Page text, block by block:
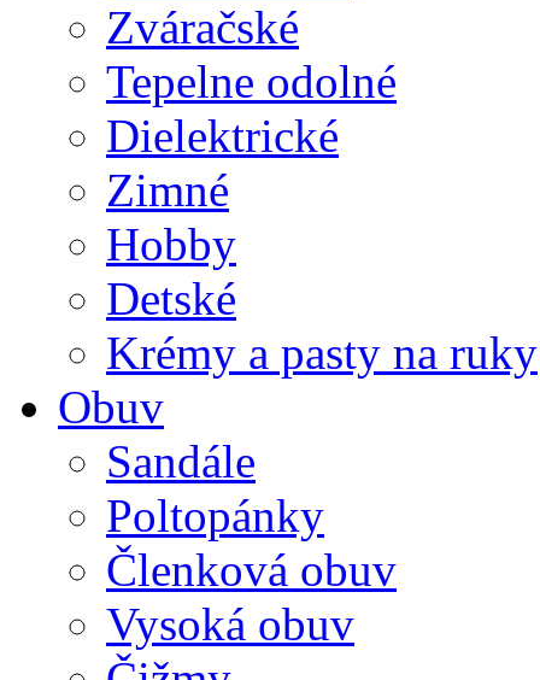
Zváračské
Tepelne odolné
Dielektrické
Zimné
Hobby
Detské
Krémy a pasty na ruky
Obuv
Sandále
Poltopánky
Členková obuv
Vysoká obuv